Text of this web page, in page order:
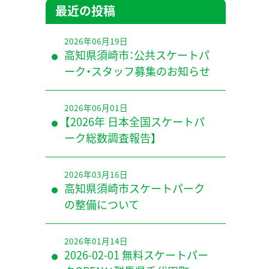
最近の投稿
2026年06月19日
高知県須崎市：公共スケートパ
ーク・スタッフ募集のお知らせ
2026年06月01日
【2026年 日本全国スケートパ
ーク総数調査報告】
2026年03月16日
高知県須崎市スケートパーク
の整備について
2026年01月14日
2026-02-01 無料スケートパー